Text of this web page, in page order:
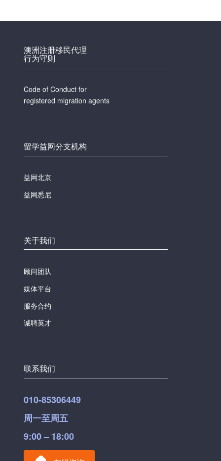
澳洲注册移民代理
行为守则
Code of Conduct for
registered migration agents
留学益网分支机构
益网北京
益网悉尼
关于我们
顾问团队
媒体平台
服务合约
诚聘英才
联系我们
010-85306449
周一至周五
9:00 – 18:00